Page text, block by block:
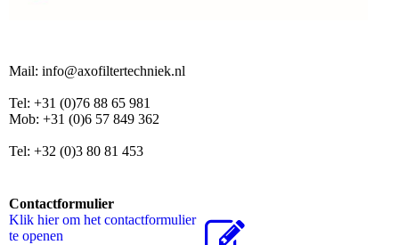
Mail: info@axofiltertechniek.nl
Tel: +31 (0)76 88 65 981
Mob: +31 (0)6 57 849 362
Tel: +32 (0)3 80 81 453
Contactformulier
Klik hier om het contactformulier
te openen